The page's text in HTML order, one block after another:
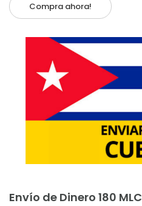
Compra ahora!
Envío de Dinero 180 MLC